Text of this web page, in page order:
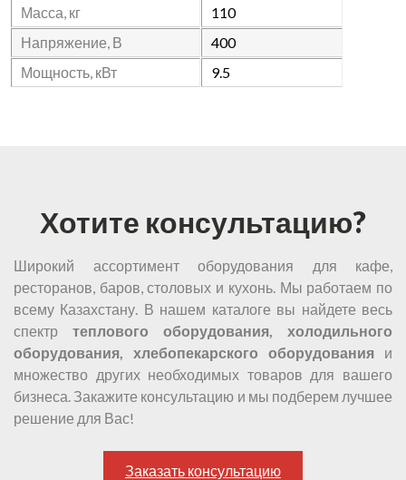
Масса, кг
110
Напряжение, В
400
Мощность, кВт
9.5
Хотите консультацию?
Широкий ассортимент оборудования для кафе,
ресторанов, баров, столовых и кухонь. Мы работаем по
всему Казахстану. В нашем каталоге вы найдете весь
спектр теплового оборудования, холодильного
оборудования, хлебопекарского оборудования и
множество других необходимых товаров для вашего
бизнеса. Закажите консультацию и мы подберем лучшее
решение для Вас!
Заказать консультацию